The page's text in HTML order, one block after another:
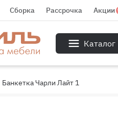
Сборка Рассрочка Акции
Каталог
Банкетка Чарли Лайт 1